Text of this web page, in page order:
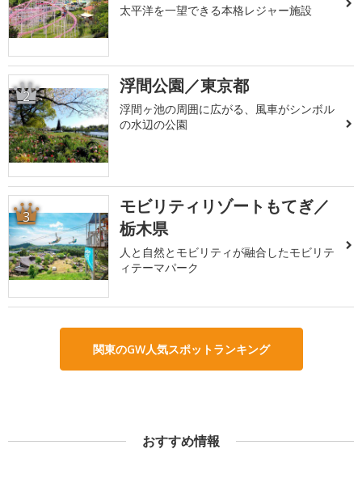
太平洋を一望できる本格レジャー施設
2 浮間公園／東京都
浮間ヶ池の周囲に広がる、風車がシンボル
の水辺の公園
3
モビリティリゾートもてぎ／
栃木県
人と自然とモビリティが融合したモビリテ
ィテーマパーク
関東のGW人気スポットランキング
おすすめ情報